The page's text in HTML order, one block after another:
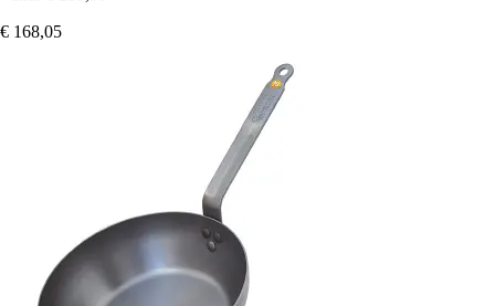
€ 168,05